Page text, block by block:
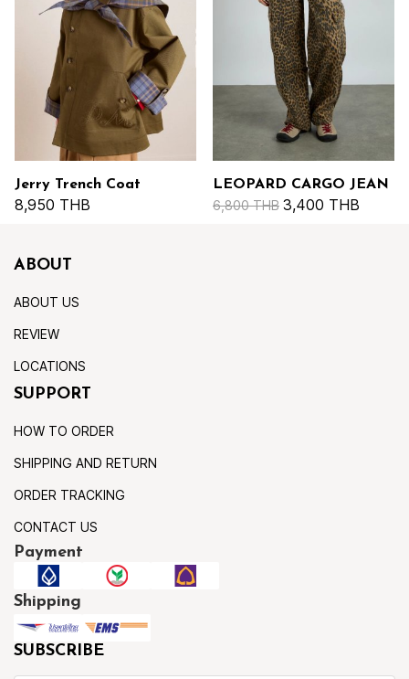
Jerry Trench Coat
8,950 THB
LEOPARD CARGO JEAN
6,800 THB 3,400 THB
ABOUT
ABOUT US
REVIEW
LOCATIONS
SUPPORT
HOW TO ORDER
SHIPPING AND RETURN
ORDER TRACKING
CONTACT US
Payment
Shipping
SUBSCRIBE